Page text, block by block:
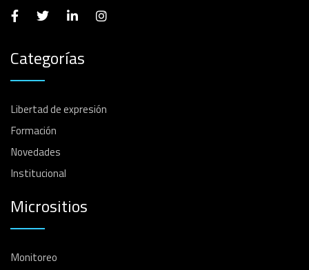
Categorías
Libertad de expresión
Formación
Novedades
Institucional
Micrositios
Monitoreo